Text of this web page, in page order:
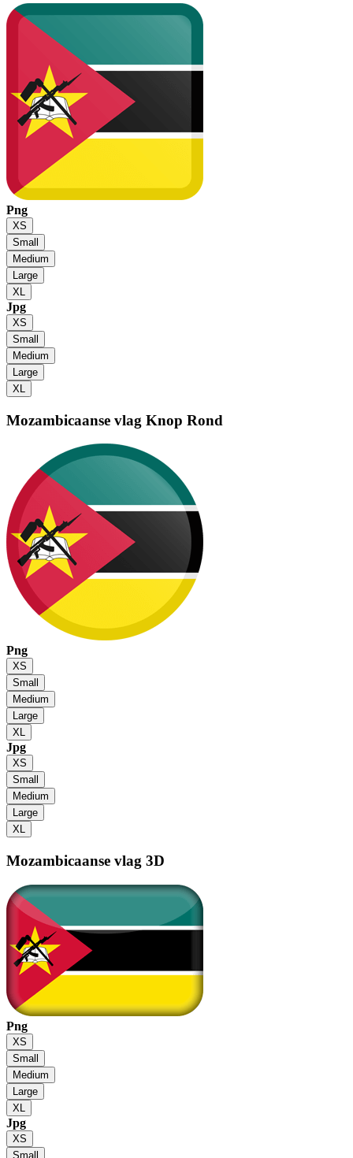
Png
XS
Small
Medium
Large
XL
Jpg
XS
Small
Medium
Large
XL
Mozambicaanse vlag Knop Rond
Png
XS
Small
Medium
Large
XL
Jpg
XS
Small
Medium
Large
XL
Mozambicaanse vlag 3D
Png
XS
Small
Medium
Large
XL
Jpg
XS
Small